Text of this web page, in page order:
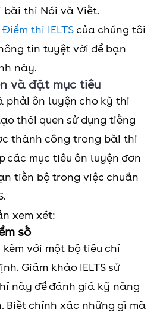
bài thi Nói và Viết.
thi IELTS của chúng tôi
tin tuyệt vời để bạn
này.
và đặt mục tiêu
phải ôn luyện cho kỳ thi
thói quen sử dụng tiếng
thành công trong bài thi
các mục tiêu ôn luyện đơn
tiến bộ trong việc chuẩn
xem xét:
số
với một bộ tiêu chí
Giám khảo IELTS sử
này để đánh giá kỹ năng
Biết chính xác những gì mà